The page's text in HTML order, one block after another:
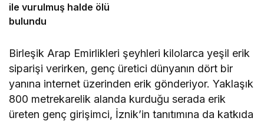
ile vurulmuş halde ölü
bulundu
Birleşik Arap Emirlikleri şeyhleri kilolarca yeşil erik
siparişi verirken, genç üretici dünyanın dört bir
yanına internet üzerinden erik gönderiyor. Yaklaşık
800 metrekarelik alanda kurduğu serada erik
üreten genç girişimci, İznik’in tanıtımına da katkıda